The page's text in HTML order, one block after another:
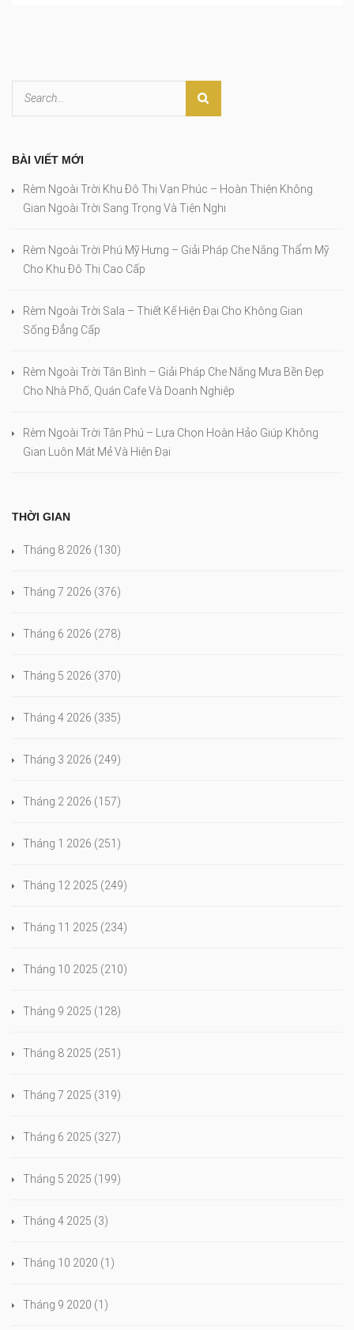
BÀI VIẾT MỚI
Rèm Ngoài Trời Khu Đô Thị Vạn Phúc – Hoàn Thiện Không
Gian Ngoài Trời Sang Trọng Và Tiện Nghi
Rèm Ngoài Trời Phú Mỹ Hưng – Giải Pháp Che Nắng Thẩm Mỹ
Cho Khu Đô Thị Cao Cấp
Rèm Ngoài Trời Sala – Thiết Kế Hiện Đại Cho Không Gian
Sống Đẳng Cấp
Rèm Ngoài Trời Tân Bình – Giải Pháp Che Nắng Mưa Bền Đẹp
Cho Nhà Phố, Quán Cafe Và Doanh Nghiệp
Rèm Ngoài Trời Tân Phú – Lựa Chọn Hoàn Hảo Giúp Không
Gian Luôn Mát Mẻ Và Hiện Đại
THỜI GIAN
Tháng 8 2026 (130)
Tháng 7 2026 (376)
Tháng 6 2026 (278)
Tháng 5 2026 (370)
Tháng 4 2026 (335)
Tháng 3 2026 (249)
Tháng 2 2026 (157)
Tháng 1 2026 (251)
Tháng 12 2025 (249)
Tháng 11 2025 (234)
Tháng 10 2025 (210)
Tháng 9 2025 (128)
Tháng 8 2025 (251)
Tháng 7 2025 (319)
Tháng 6 2025 (327)
Tháng 5 2025 (199)
Tháng 4 2025 (3)
Tháng 10 2020 (1)
Tháng 9 2020 (1)